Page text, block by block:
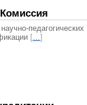
педагогических
[…]